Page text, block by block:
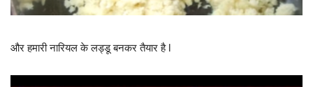
और हमारी नारियल के लड्डू बनकर तैयार है l